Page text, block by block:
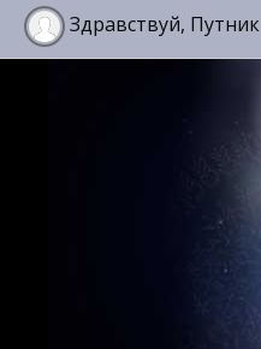
Здравствуй, Путник